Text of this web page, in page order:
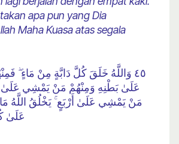
apa pun yang Dia
Maha Kuasa atas segala
٤٥ وَاللَّهُ خَلَقَ كُلَّ دَابَّةٍ مِنْ مَاءٍ
عَلَىٰ بَطْنِهِ وَمِنْهُمْ مَنْ يَمْشِي عَلَىٰ
مَنْ يَمْشِي عَلَىٰ أَرْبَعٍ ۚ يَخْلُقُ اللَّهُ مَا
عَلَىٰ